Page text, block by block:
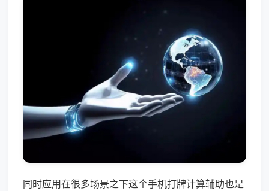
同时应用在很多场景之下这个手机打牌计算辅助也是